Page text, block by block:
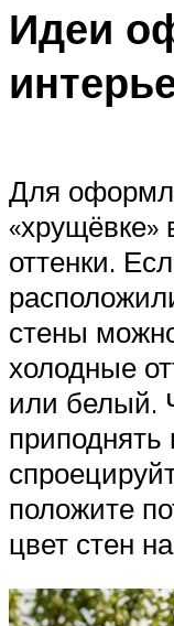
Идеи
Для
оттенки.
стены
холодные
или белый.
приподнять
положите
цвет стен